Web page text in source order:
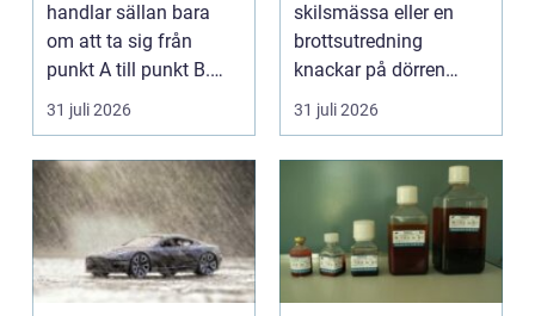
handlar sällan bara
om att ta sig från
punkt A till punkt B.
För många är res...
31 juli 2026
skilsmässa eller en
brottsutredning
knackar på dörren
förändras vardagen
snabbt....
31 juli 2026